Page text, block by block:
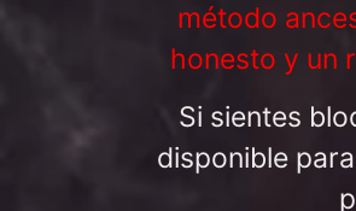
método
honesto y un
Si sientes
disponible